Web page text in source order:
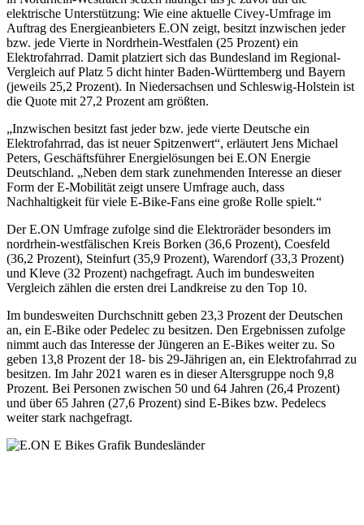
elektrische Unterstützung: Wie eine aktuelle Civey-Umfrage im
Auftrag des Energieanbieters E.ON zeigt, besitzt inzwischen jeder
bzw. jede Vierte in Nordrhein-Westfalen (25 Prozent) ein
Elektrofahrrad. Damit platziert sich das Bundesland im Regional-
Vergleich auf Platz 5 dicht hinter Baden-Württemberg und Bayern
(jeweils 25,2 Prozent). In Niedersachsen und Schleswig-Holstein ist
die Quote mit 27,2 Prozent am größten.
„Inzwischen besitzt fast jeder bzw. jede vierte Deutsche ein
Elektrofahrrad, das ist neuer Spitzenwert“, erläutert Jens Michael
Peters, Geschäftsführer Energielösungen bei E.ON Energie
Deutschland. „Neben dem stark zunehmenden Interesse an dieser
Form der E-Mobilität zeigt unsere Umfrage auch, dass
Nachhaltigkeit für viele E-Bike-Fans eine große Rolle spielt.“
Der E.ON Umfrage zufolge sind die Elektroräder besonders im
nordrhein-westfälischen Kreis Borken (36,6 Prozent), Coesfeld
(36,2 Prozent), Steinfurt (35,9 Prozent), Warendorf (33,3 Prozent)
und Kleve (32 Prozent) nachgefragt. Auch im bundesweiten
Vergleich zählen die ersten drei Landkreise zu den Top 10.
Im bundesweiten Durchschnitt geben 23,3 Prozent der Deutschen
an, ein E-Bike oder Pedelec zu besitzen. Den Ergebnissen zufolge
nimmt auch das Interesse der Jüngeren an E-Bikes weiter zu. So
geben 13,8 Prozent der 18- bis 29-Jährigen an, ein Elektrofahrrad zu
besitzen. Im Jahr 2021 waren es in dieser Altersgruppe noch 9,8
Prozent. Bei Personen zwischen 50 und 64 Jahren (26,4 Prozent)
und über 65 Jahren (27,6 Prozent) sind E-Bikes bzw. Pedelecs
weiter stark nachgefragt.